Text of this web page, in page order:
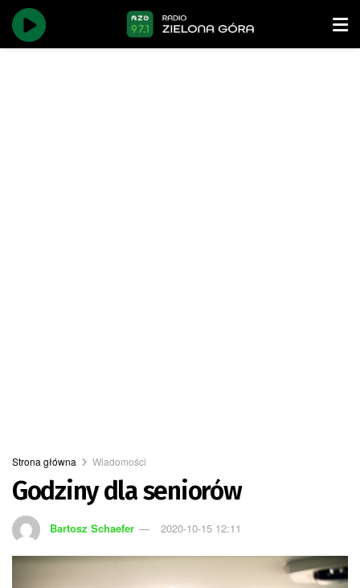
Strona główna Wiadomości
Godziny dla seniorów
Bartosz Schaefer 2020-10-15 12:11